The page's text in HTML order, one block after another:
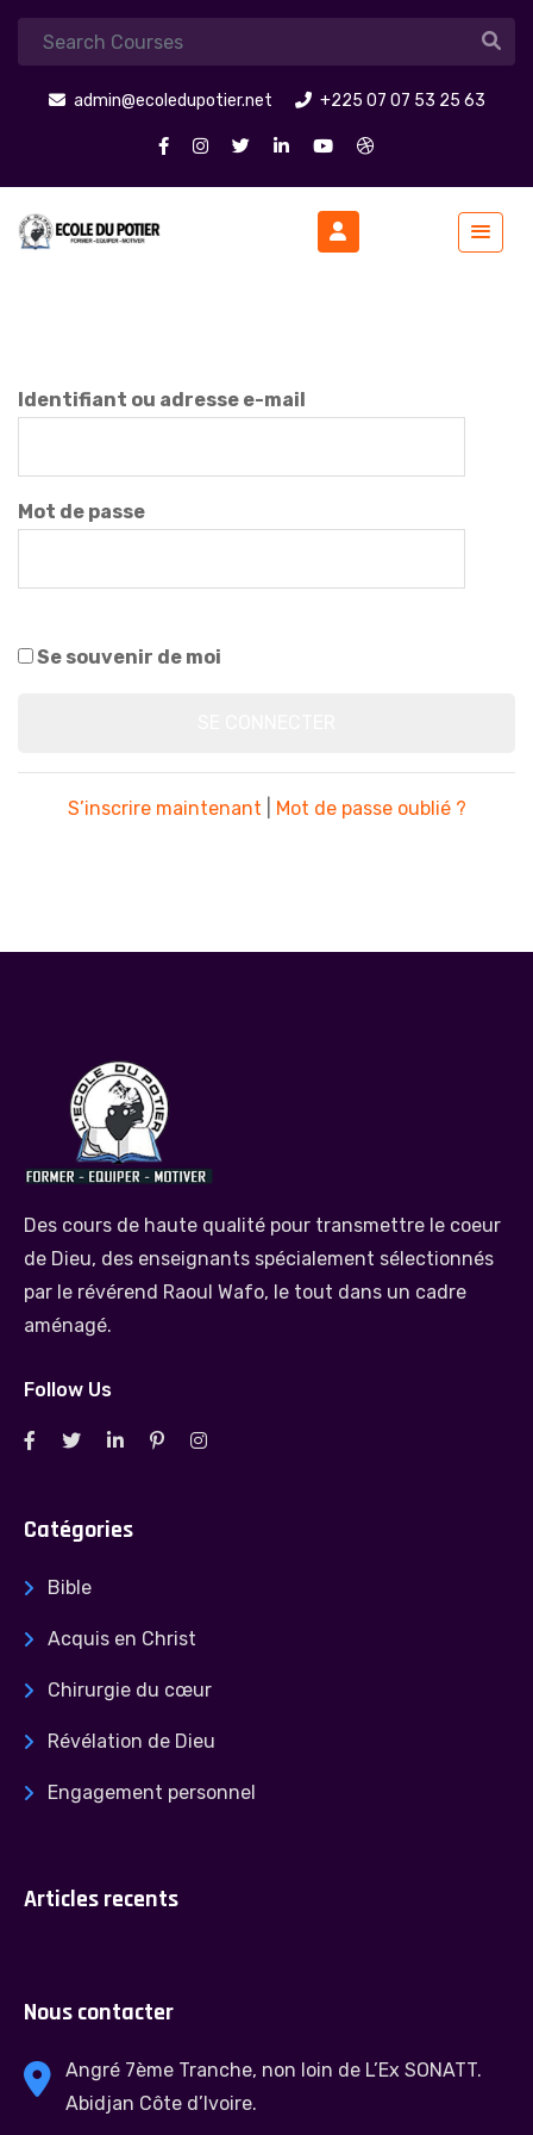
admin@ecoledupotier.net +225 07 07 53 25 63
Identifiant ou adresse e-mail
Mot de passe
Se souvenir de moi
S’inscrire maintenant Mot de passe oublié ?
Des cours de haute qualité pour transmettre le coeur
de Dieu, des enseignants spécialement sélectionnés
par le révérend Raoul Wafo, le tout dans un cadre
aménagé.
Follow Us
Catégories
Bible
Acquis en Christ
Chirurgie du cœur
Révélation de Dieu
Engagement personnel
Articles recents
Nous contacter
Angré 7ème Tranche, non loin de L’Ex SONATT.
Abidjan Côte d’Ivoire.